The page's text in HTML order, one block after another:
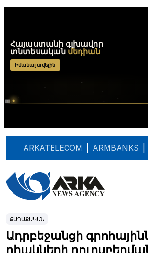
ARKATELECOM ARMBANKS
ՔԱՂԱՔԱԿԱՆ
Ադրբեջանցի
դիակների